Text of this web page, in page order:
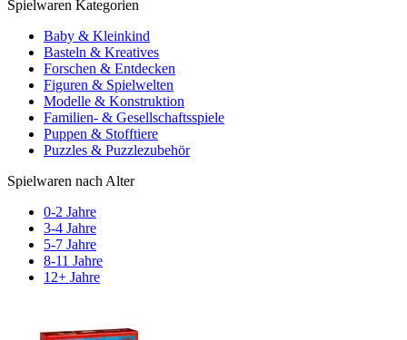
Spielwaren Kategorien
Baby & Kleinkind
Basteln & Kreatives
Forschen & Entdecken
Figuren & Spielwelten
Modelle & Konstruktion
Familien- & Gesellschaftsspiele
Puppen & Stofftiere
Puzzles & Puzzlezubehör
Spielwaren nach Alter
0-2 Jahre
3-4 Jahre
5-7 Jahre
8-11 Jahre
12+ Jahre